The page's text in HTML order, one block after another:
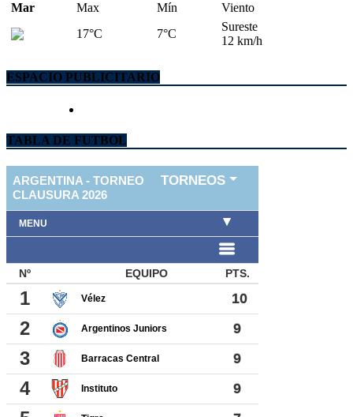
Mar
Max Mín
Viento
17°C
7°C
Sureste
12 km/h
ESPACIO PUBLICITARIO
TABLA DE FUTBOL